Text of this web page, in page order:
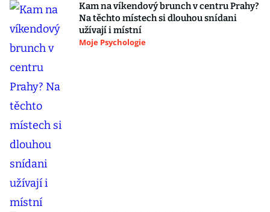
Kam na víkendový brunch v centru Prahy?
Na těchto místech si dlouhou snídani
užívají i místní
Moje Psychologie